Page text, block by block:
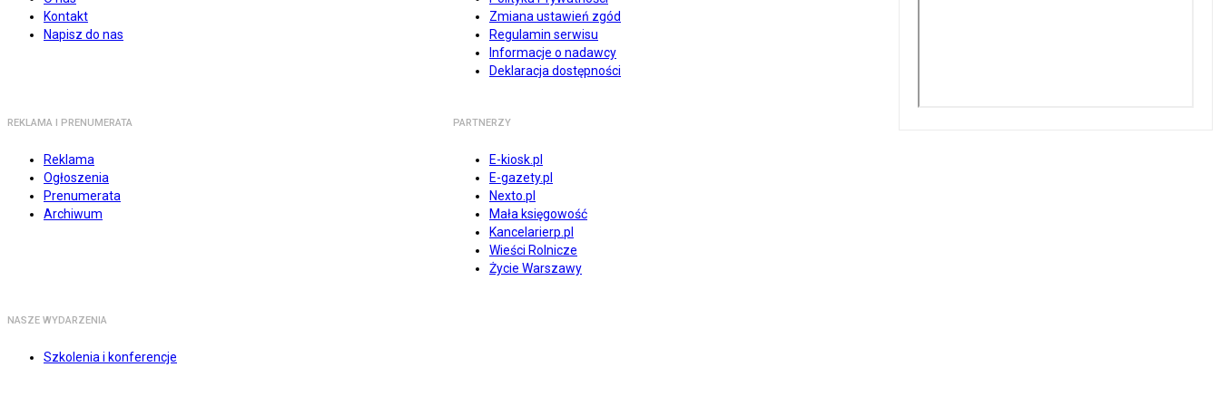
Kontakt
Napisz do nas
Zmiana ustawień zgód
Regulamin serwisu
Informacje o nadawcy
Deklaracja dostępności
REKLAMA I PRENUMERATA
Reklama
Ogłoszenia
Prenumerata
Archiwum
PARTNERZY
E-kiosk.pl
E-gazety.pl
Nexto.pl
Mała księgowość
Kancelarierp.pl
Wieści Rolnicze
Życie Warszawy
NASZE WYDARZENIA
Szkolenia i konferencje